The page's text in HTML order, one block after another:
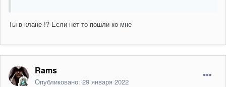
Ты в клане !? Если нет то пошли ко мне
Rams
Опубликовано: 29 января 2022